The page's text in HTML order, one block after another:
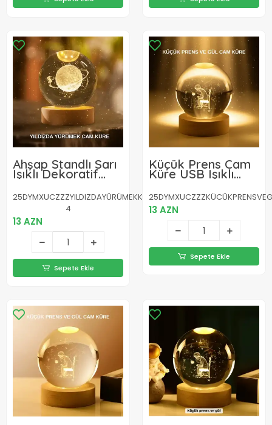
Ahşap Standlı Sarı
Işıklı Dekoratif
Küre Kız Figürü
Tasarım
25DYMXUCZZZYILDIZDAYÜRÜMEKKÜRE-
4
13 AZN
Sepete Ekle
Küçük Prens Cam
Küre USB Işıklı
Ahşap Standlı
Büyük Boy
13 AZN
Sepete Ekle